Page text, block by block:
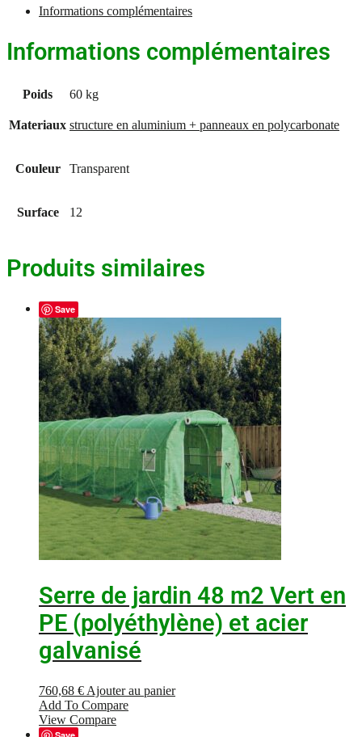
Transparent
structure
en
Informations complémentaires
Informations complémentaires
Poids 60 kg
Materiaux structure en aluminium + panneaux en polycarbonate
Couleur Transparent
Surface 12
Produits similaires
Save
Serre de jardin 48 m2 Vert en
PE (polyéthylène) et acier
galvanisé
760,68 € Ajouter au panier
Add To Compare
View Compare